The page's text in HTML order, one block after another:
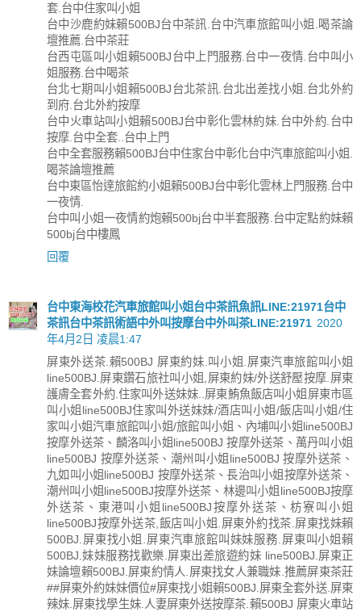
套.台中住家叫小姐
台中沙鹿約妹賴500BJ台中茶訊.台中汽車旅館叫小姐.喝茶論
壇推薦.台中茶莊
台西屯區叫小姐賴500BJ台中上門服務.台中一夜情.台中叫小
姐服務.台中喝茶
台北七期叫小姐賴500BJ台北茶訊.台北出差找小姐.台北外約
到府.台北外約按摩
台中火車站叫小姐賴500BJ台中彰化雲林約妹.台中外約.台中
按摩.台中全套..台中上門
台中全套服務賴500BJ台中住家台中彰化台中汽車旅館叫小姐.
喝茶論壇推薦
台中東區怡達旅館約小姐賴500BJ台中彰化雲林上門服務.台中
一夜情.
台中叫小姐一夜情約炮賴500bj台中半套服務.台中定點約妹賴
500bj台中樓鳳
回覆
台中東海校花汽車旅館叫小姐台中茶訊魚訊LINE:21971台中
茶訊台中茶訊術語中外叫按摩台中外叫茶LINE:21971 2020
年4月2日 凌晨1:47
屏東外送茶.賴500BJ 屏東約妹.叫小姐.屏東汽車旅館叫小姐
line500BJ.屏東鑽石旅社叫小姐,屏東約妹/外送舒壓按摩.屏東
護膚全套外約.住家叫外送妹妹..屏東鮪魚飯店叫小姐屏東市區
叫小姐line500BJ住家叫外送妹妹/酒店叫小姐/飯店叫小姐/住
家叫小姐汽車旅館叫小姐/旅館叫小姐、內埔叫小姐line500BJ
按摩外送茶、麟洛叫小姐line500BJ 按摩外送茶、萬丹叫小姐
line500BJ 按摩外送茶、潮州叫小姐line500BJ 按摩外送茶、
九如叫小姐line500BJ 按摩外送茶、長治叫小姐按摩外送茶、
潮州叫小姐line500BJ按摩外送茶、林邊叫小姐line500BJ按摩
外送茶、東港叫小姐line500BJ按摩外送茶、枋寮叫小姐
line500BJ按摩外送茶,飯店叫小姐.屏東外約找茶.屏東找妹賴
500BJ.屏東找小姐.屏東汽車旅館叫妹妹服務.屏東叫小姐賴
500BJ.妹妹服務找歡樂.屏東出差旅遊約妹 line500BJ.屏東正
妹論壇賴500BJ.屏東約情人.屏東找女人兼職妹.推薦屏東茶莊
##屏東外約妹妹價位#屏東找小姐賴500BJ.屏東全套外送.屏東
辣妹.屏東找學生妹.人妻屏東外送按摩茶.賴500BJ 屏東火車站